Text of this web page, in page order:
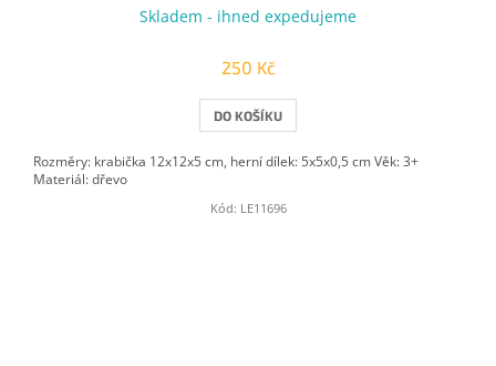
Skladem - ihned expedujeme
250 Kč
DO KOŠÍKU
Rozměry: krabička 12x12x5 cm, herní dílek: 5x5x0,5 cm Věk: 3+
Materiál: dřevo
Kód: LE11696